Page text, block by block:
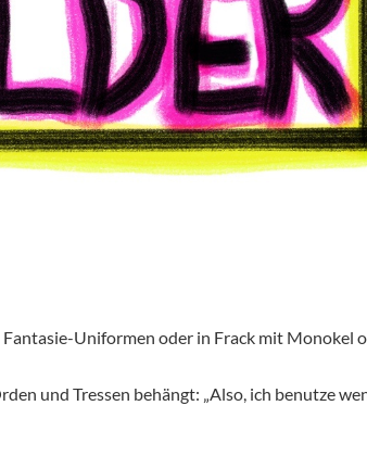
Uniformen oder in Frack mit Monokel
und Tressen behängt: „Also, ich benutze